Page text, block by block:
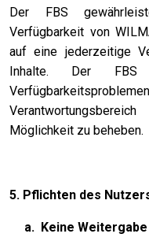
Der FBS
Verfügbarkeit von
auf eine jederzeitige
Inhalte. Der
Möglichkeit zu beheben.
5. Pflichten des
a. Keine